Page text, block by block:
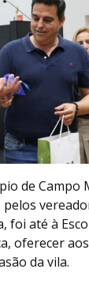
de Campo
foi até à
oferecer
da vila.